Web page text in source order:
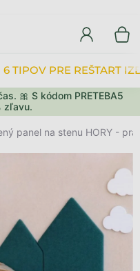
🎀 S kódom PRETEBA5
zľavu.
6 TIPOV PRE REŠTART
panel na stenu HORY -
PREJSŤ DO KOŠÍKA
PREJSŤ DO KOŠÍKA